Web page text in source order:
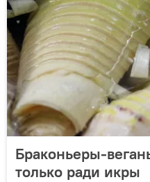
Браконьеры-
только ради икры